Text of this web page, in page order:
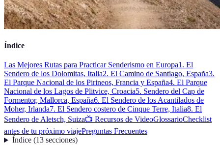
Índice
Las Mejores Rutas para Practicar Senderismo en Europa1. El
Sendero de los Dolomitas, Italia2. El Camino de Santiago, España3.
El Parque Nacional de los Pirineos, Francia y España4. El Parque
Nacional de los Lagos de Plitvice, Croacia5. Sendero del Cap de
Formentor, Mallorca, España6. El Sendero de los Acantilados de
Moher, Irlanda7. El Sendero costero de Cinque Terre, Italia8. El
Sendero de Aletsch, Suiza📺 Recursos de VideoGlossarioChecklist
antes de tu próximo viajePreguntas Frecuentes
Índice(13 secciones)